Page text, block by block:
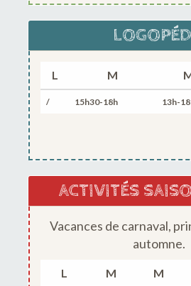
L M
/ 15h30-18h 13h-18
ACTIVITÉS
Vacances de carnaval,
automne.
L M M